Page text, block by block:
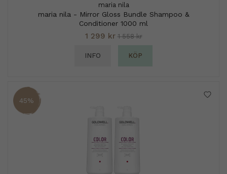
maria nila
maria nila - Mirror Gloss Bundle Shampoo &
Conditioner 1000 ml
1 299 kr 1 558 kr
INFO KÖP
45%